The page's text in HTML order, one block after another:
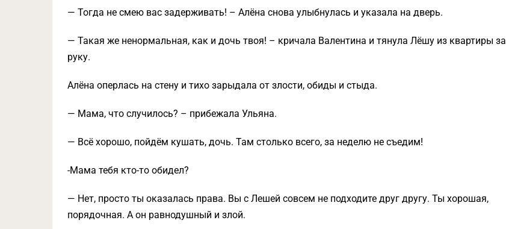
— Тогда не смею вас задерживать! – Алёна снова улыбнулась и указала на дверь.
— Такая же ненормальная, как и дочь твоя! – кричала Валентина и тянула Лёшу из квартиры за
руку.
Алёна оперлась на стену и тихо зарыдала от злости, обиды и стыда.
— Мама, что случилось? – прибежала Ульяна.
— Всё хорошо, пойдём кушать, дочь. Там столько всего, за неделю не съедим!
-Мама тебя кто-то обидел?
— Нет, просто ты оказалась права. Вы с Лешей совсем не подходите друг другу. Ты хорошая,
порядочная. А он равнодушный и злой.